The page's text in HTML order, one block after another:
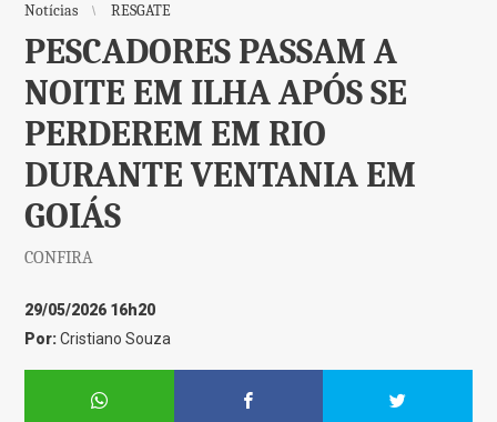
Notícias RESGATE
PESCADORES PASSAM A
NOITE EM ILHA APÓS SE
PERDEREM EM RIO
DURANTE VENTANIA EM
GOIÁS
CONFIRA
29/05/2026 16h20
Por:Cristiano Souza